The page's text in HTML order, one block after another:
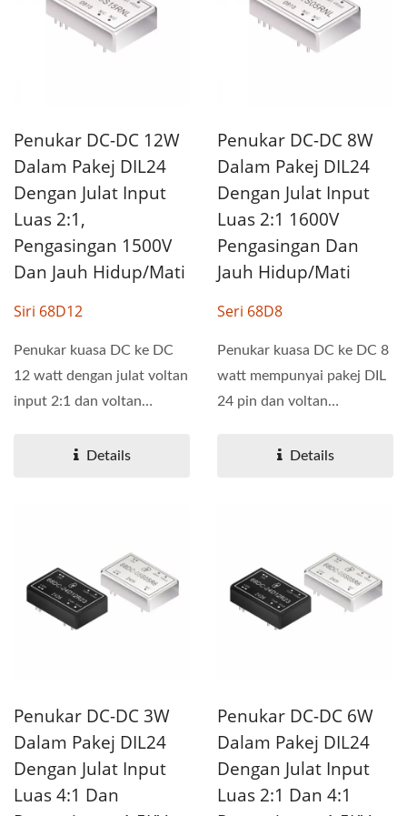
Penukar DC-DC 12W
Dalam Pakej DIL24
Dengan Julat Input
Luas 2:1,
Pengasingan 1500V
Dan Jauh Hidup/Mati
Siri 68D12
Penukar kuasa DC ke DC
12 watt dengan julat voltan
input 2:1 dan voltan
Details
Penukar DC-DC 8W
Dalam Pakej DIL24
Dengan Julat Input
Luas 2:1 1600V
Pengasingan Dan
Jauh Hidup/Mati
Seri 68D8
Penukar kuasa DC ke DC 8
watt mempunyai pakej DIL
24 pin dan voltan
Details
Penukar DC-DC 3W
Dalam Pakej DIL24
Dengan Julat Input
Luas 4:1 Dan
Penukar DC-DC 6W
Dalam Pakej DIL24
Dengan Julat Input
Luas 2:1 Dan 4:1